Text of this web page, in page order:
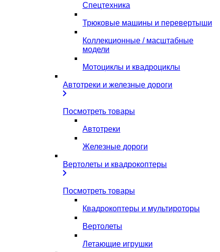
Спецтехника
Трюковые машины и перевертыши
Коллекционные / масштабные
модели
Мотоциклы и квадроциклы
Автотреки и железные дороги
Посмотреть товары
Автотреки
Железные дороги
Вертолеты и квадрокоптеры
Посмотреть товары
Квадрокоптеры и мультироторы
Вертолеты
Летающие игрушки